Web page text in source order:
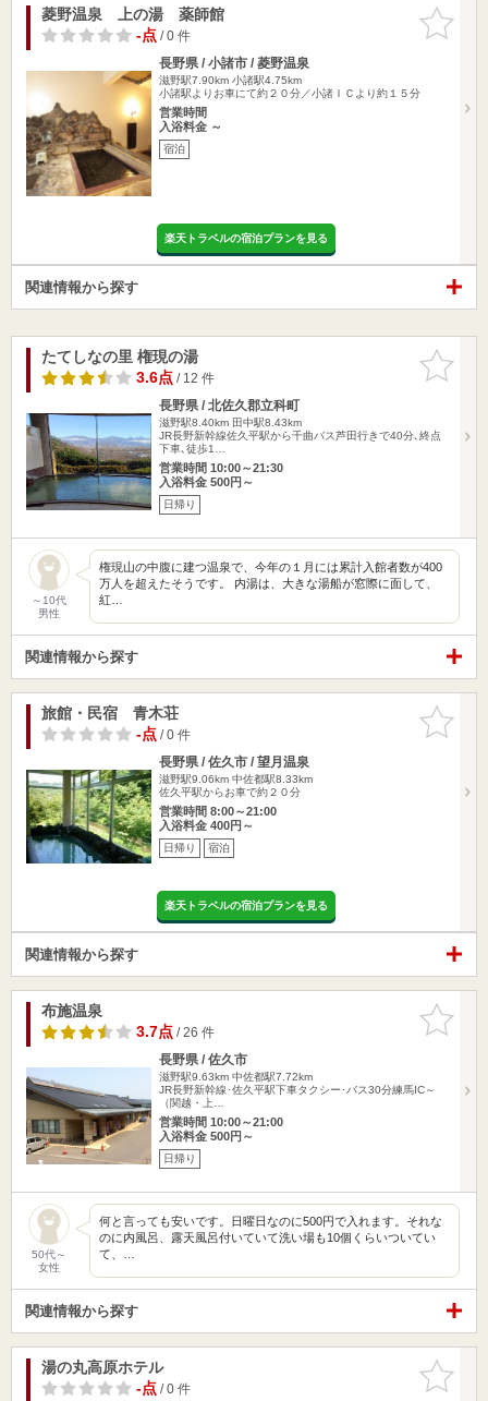
お気に入
りに追加
菱野温泉 上の湯 薬師館
-点/ 0 件
長野県 / 小諸市 / 菱野温泉
滋野駅7.90km 小諸駅4.75km
小諸駅よりお車にて約２０分／小諸ＩＣより約１５分
営業時間
入浴料金 ～
宿泊
楽天トラベルの宿泊プランを見る
関連情報から探す
お気に入
りに追加
たてしなの里 権現の湯
3.6点/ 12 件
長野県 / 北佐久郡立科町
滋野駅8.40km 田中駅8.43km
JR長野新幹線佐久平駅から千曲バス芦田行きで40分､終点
下車､徒歩1…
営業時間 10:00～21:30
入浴料金 500円～
日帰り
～10代
男性
権現山の中腹に建つ温泉で、今年の１月には累計入館者数が400
万人を超えたそうです。 内湯は、大きな湯船が窓際に面して、
紅…
関連情報から探す
お気に入
りに追加
旅館・民宿 青木荘
-点/ 0 件
長野県 / 佐久市 / 望月温泉
滋野駅9.06km 中佐都駅8.33km
佐久平駅からお車で約２０分
営業時間 8:00～21:00
入浴料金 400円～
日帰り 宿泊
楽天トラベルの宿泊プランを見る
関連情報から探す
お気に入
りに追加
布施温泉
3.7点/ 26 件
長野県 / 佐久市
滋野駅9.63km 中佐都駅7.72km
JR長野新幹線･佐久平駅下車タクシー･バス30分練馬IC～
（関越・上…
営業時間 10:00～21:00
入浴料金 500円～
日帰り
50代～
女性
何と言っても安いです。日曜日なのに500円で入れます。それな
のに内風呂、露天風呂付いていて洗い場も10個くらいついてい
て、…
関連情報から探す
お気に入
りに追加
湯の丸高原ホテル
-点/ 0 件